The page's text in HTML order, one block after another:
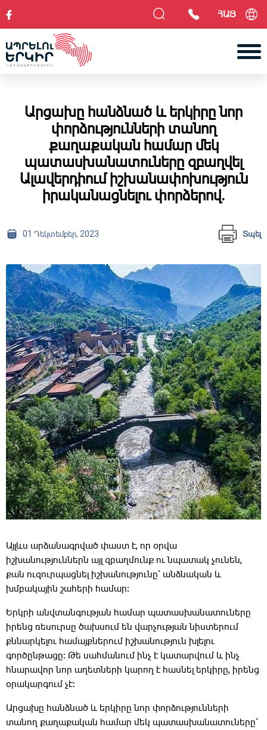
ՀԱՅ
Արցախը հանձնած և երկիրը նոր
փորձությունների տանող
քաղաքական համար մեկ
պատասխանատուները զբաղվել
Ալավերդիում իշխանափոխություն
իրականացնելու փորձերով․
01 Դեկտեմբեր, 2023 Տպել
Այլևս արձանագրված փաստ է, որ օրվա
իշխանություններն այլ զբաղմունք ու նպատակ չունեն,
քան ուզուրպացնել իշխանությունը՝ անձնական և
խմբակային շահերի համար։
Երկրի անվտանգության համար պատասխանատուները
իրենց ռեսուրսը ծախսում են վարչության նիստերում
քննարկելու համայքներում իշխանություն խլելու
գործընթացը։ Թե սահմանում ինչ է կատարվում և ինչ
հնարավոր նոր աղետների կարող է հասնել երկիրը, իրենց
օրակարգում չէ։
Արցախը հանձնած և երկիրը նոր փորձությունների
տանող քաղաքական համար մեկ պատասխանատուները՝